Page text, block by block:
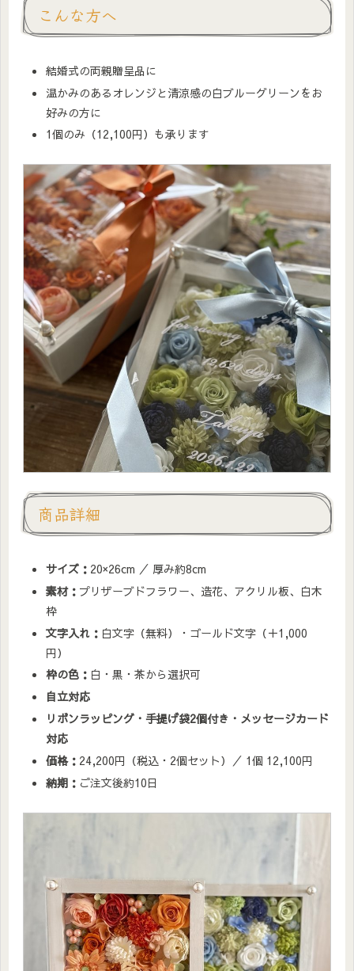
こんな方へ
結婚式の両親贈呈品に
温かみのあるオレンジと清涼感の白ブルーグリーンをお
好みの方に
1個のみ（12,100円）も承ります
商品詳細
サイズ： 20×26cm ／ 厚み約8cm
素材： プリザーブドフラワー、造花、アクリル板、白木
枠
文字入れ： 白文字（無料）・ゴールド文字（＋1,000
円）
枠の色： 白・黒・茶から選択可
自立対応
リボンラッピング・手提げ袋2個付き・メッセージカード
対応
価格： 24,200円（税込・2個セット）／ 1個 12,100円
納期： ご注文後約10日